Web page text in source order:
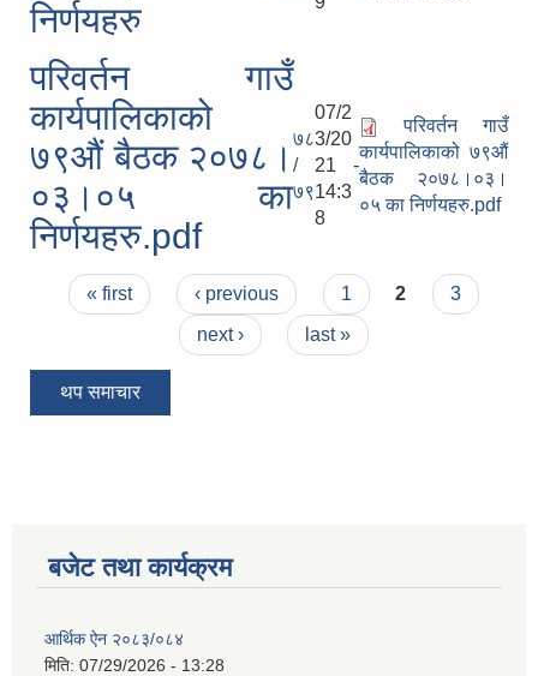
निर्णयहरु
परिवर्तन गाउँ
कार्यपालिकाको
७९औं बैठक २०७८।
०३।०५ का
निर्णयहरु.pdf
७८
/
७९
07/2
3/20
21 -
14:3
8
परिवर्तन गाउँ
कार्यपालिकाको ७९औं
बैठक २०७८।०३।
०५ का निर्णयहरु.pdf
Pages
« first ‹ previous 1 2
3
next ›
last »
थप समाचार
बजेट तथा कार्यक्रम
आर्थिक ऐन २०८३/०८४
मिति: 07/29/2026 - 13:28